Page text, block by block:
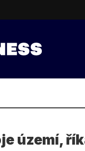
území,